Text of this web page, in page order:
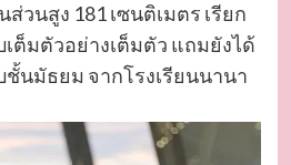
วนสูง 181 เซนติเมตร เรียก
ต็มตัวอย่างเต็มตัว แถมยังได้
นมัธยม จากโรงเรียนนานา